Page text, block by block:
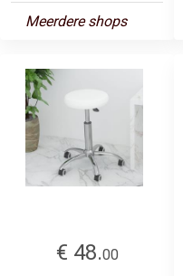
Meerdere shops
€ 48.00